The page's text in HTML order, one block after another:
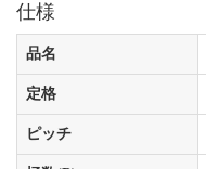
仕様
品名
定格
ピッチ